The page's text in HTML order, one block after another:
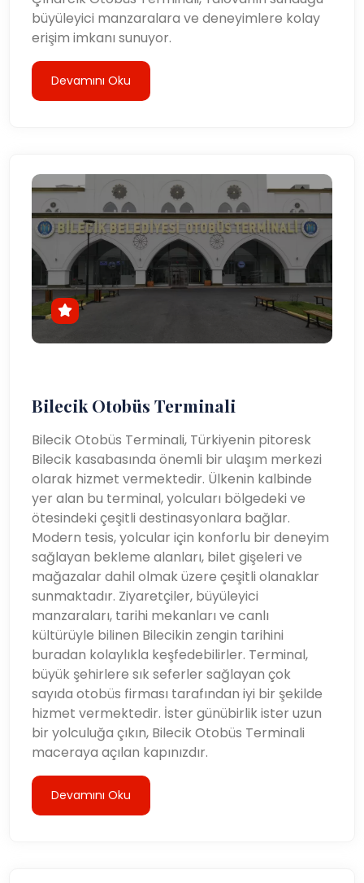
büyüleyici manzaralara ve deneyimlere kolay
erişim imkanı sunuyor.
Devamını Oku
Bilecik Otobüs Terminali
Bilecik Otobüs Terminali, Türkiyenin pitoresk
Bilecik kasabasında önemli bir ulaşım merkezi
olarak hizmet vermektedir. Ülkenin kalbinde
yer alan bu terminal, yolcuları bölgedeki ve
ötesindeki çeşitli destinasyonlara bağlar.
Modern tesis, yolcular için konforlu bir deneyim
sağlayan bekleme alanları, bilet gişeleri ve
mağazalar dahil olmak üzere çeşitli olanaklar
sunmaktadır. Ziyaretçiler, büyüleyici
manzaraları, tarihi mekanları ve canlı
kültürüyle bilinen Bilecikin zengin tarihini
buradan kolaylıkla keşfedebilirler. Terminal,
büyük şehirlere sık seferler sağlayan çok
sayıda otobüs firması tarafından iyi bir şekilde
hizmet vermektedir. İster günübirlik ister uzun
bir yolculuğa çıkın, Bilecik Otobüs Terminali
maceraya açılan kapınızdır.
Devamını Oku